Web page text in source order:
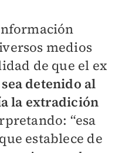
medios
de que el ex
detenido al
la extradición
“esa
establece de